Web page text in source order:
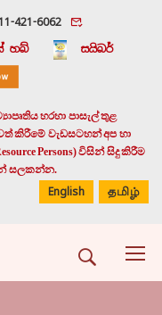
421-6062
හබ්
සයිබර්
හරහා පාසැල් තුළ
කිරීමේ වැඩසටහන් අප හා
Persons) විසින් සිදු කිරීම
සලකන්න.
English தமிழ்